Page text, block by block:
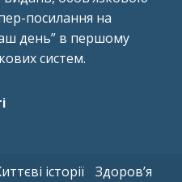
посилання на
день” в першому
систем.
історії Здоров’я